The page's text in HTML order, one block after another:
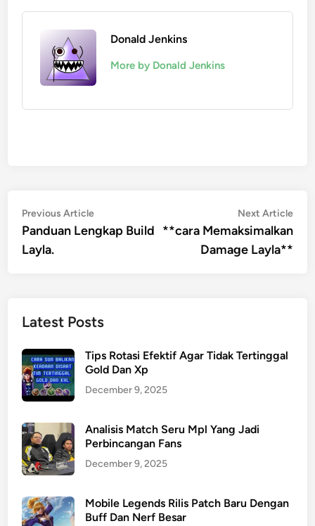
Donald Jenkins
More by Donald Jenkins
Post
navigation
Previous ArticlePrevious
article:
Panduan Lengkap Build
Layla.
Next Article
**cara Memaksimalkan
Damage Layla**
Latest Posts
Tips Rotasi Efektif Agar Tidak Tertinggal
Gold Dan Xp
December 9, 2025
Analisis Match Seru Mpl Yang Jadi
Perbincangan Fans
December 9, 2025
Mobile Legends Rilis Patch Baru Dengan
Buff Dan Nerf Besar